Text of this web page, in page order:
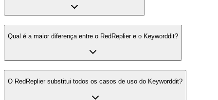
Qual é a maior diferença entre o RedReplier e o Keyworddit?
O RedReplier substitui todos os casos de uso do Keyworddit?